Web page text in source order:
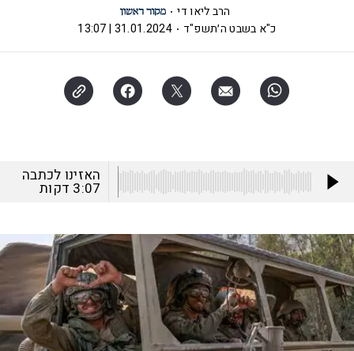
הרב ליאו די
כ"א בשבט ה׳תשפ"ד
31.01.2024 | 13:07
האזינו לכתבה
3:07 דקות